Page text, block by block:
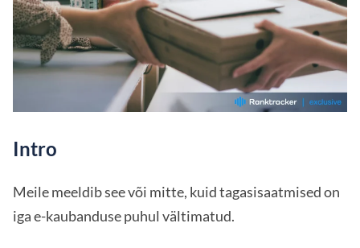
Intro
Meile meeldib see või mitte, kuid tagasisaatmised on
iga e-kaubanduse puhul vältimatud.